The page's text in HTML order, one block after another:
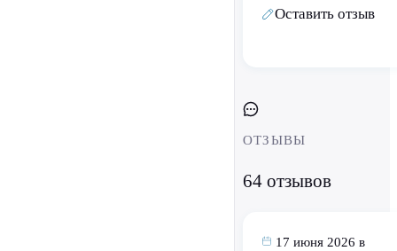
Оставить отзыв
ОТЗЫВЫ
64 отзывов
17 июня 2026 в